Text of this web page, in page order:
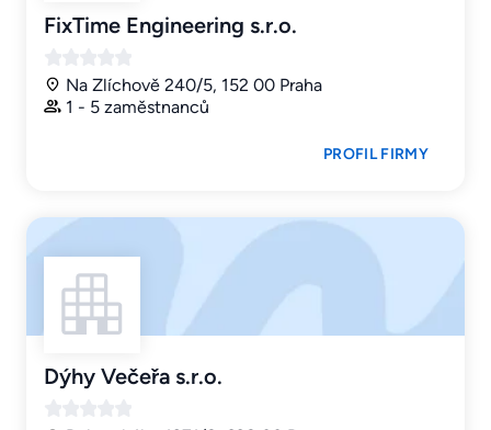
FixTime Engineering s.r.o.
Na Zlíchově 240/5, 152 00 Praha
1 - 5 zaměstnanců
PROFIL FIRMY
Dýhy Večeřa s.r.o.